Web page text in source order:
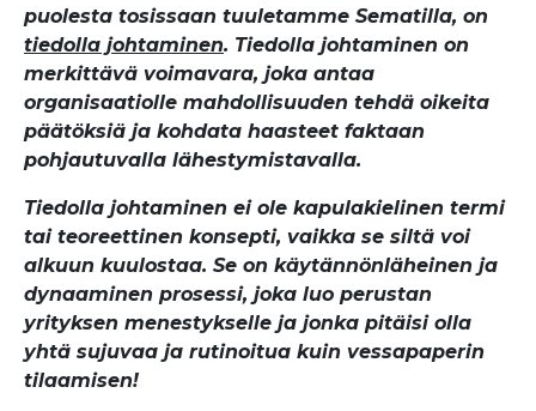
puolesta tosissaan tuuletamme Sematilla, on
tiedolla johtaminen. Tiedolla johtaminen on
merkittävä voimavara, joka antaa
organisaatiolle mahdollisuuden tehdä oikeita
päätöksiä ja kohdata haasteet faktaan
pohjautuvalla lähestymistavalla.
Tiedolla johtaminen ei ole kapulakielinen termi
tai teoreettinen konsepti, vaikka se siltä voi
alkuun kuulostaa. Se on käytännönläheinen ja
dynaaminen prosessi, joka luo perustan
yrityksen menestykselle ja jonka pitäisi olla
yhtä sujuvaa ja rutinoitua kuin vessapaperin
tilaamisen!